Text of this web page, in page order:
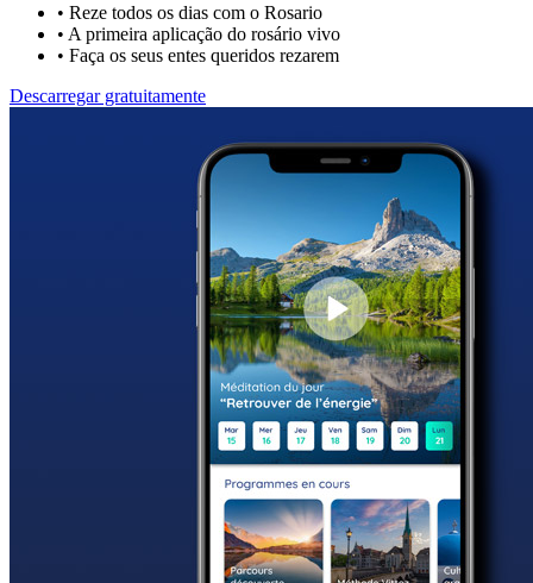
• Reze todos os dias com o Rosario
• A primeira aplicação do rosário vivo
• Faça os seus entes queridos rezarem
Descarregar gratuitamente